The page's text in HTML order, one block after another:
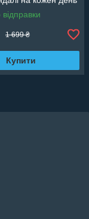
зручне Польща
1 699 ₴
Купити